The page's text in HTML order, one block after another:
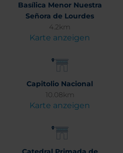
Basílica Menor Nuestra
Señora de Lourdes
4.2km
Karte anzeigen
Capitolio Nacional
10.08km
Karte anzeigen